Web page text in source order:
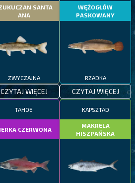
SANTA
ANA
ZWYCZAJNA
CZYTAJ WIĘCEJ
WĘŻOGŁÓW
PASKOWANY
RZADKA
CZYTAJ WIĘCEJ
TAHOE
CZERWONA
KAPSZTAD
MAKRELA
HISZPAŃSKA